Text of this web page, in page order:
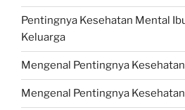
Pentingnya Kesehatan Mental
Keluarga
Mengenal Pentingnya
Mengenal Pentingnya